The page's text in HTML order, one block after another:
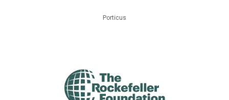
Porticus